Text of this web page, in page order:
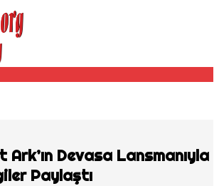
Ark’ın Devasa Lansmanıyla
Paylaştı